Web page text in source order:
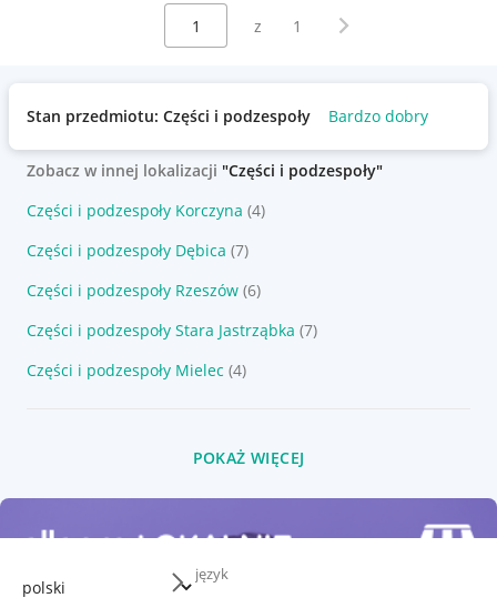
język
Wybierz stronę:
z 1 Następna strona
Stan przedmiotu: Części i podzespoły Bardzo dobry
Zobacz w innej lokalizacji "Części i podzespoły"
Części i podzespoły Korczyna (4)
Części i podzespoły Dębica (7)
Części i podzespoły Rzeszów (6)
Części i podzespoły Stara Jastrząbka (7)
Części i podzespoły Mielec (4)
POKAŻ WIĘCEJ